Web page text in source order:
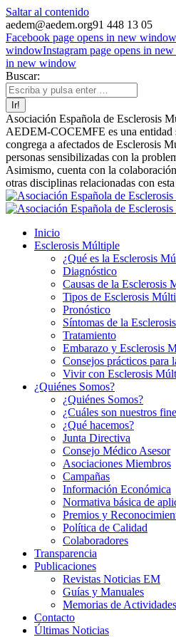
Saltar al contenido
aedem@aedem.org91 448 13 05
Facebook page opens in new window
windowInstagram page opens in
in new window
Buscar:
Asociación Española de Esclerosis
AEDEM-COCEMFE es una entidad
congrega a afectados de Esclerosis
personas sensibilizadas con la
Asimismo, cuenta con la
otras disciplinas relacionadas con
Inicio
Esclerosis Múltiple
¿Qué es la Esclerosis
Diagnóstico
Causas de la Esclerosis
Tipos de Esclerosis
Pronóstico
Síntomas de la
Tratamiento
Embarazo y Esclerosis
Consejos prácticos para
Vivir con Esclerosis
¿Quiénes Somos?
¿Quiénes Somos?
¿Cuáles son nuestros
¿Qué hacemos?
Junta Directiva
Consejo Médico Asesor
Asociaciones Miembros
Campañas
Información Económica
Normativa básica de
Premios y
Política de Calidad
Colaboradores
Transparencia
Publicaciones
Revistas Noticias EM
Guías y Manuales
Memorias de Actividades
Contacto
Últimas Noticias